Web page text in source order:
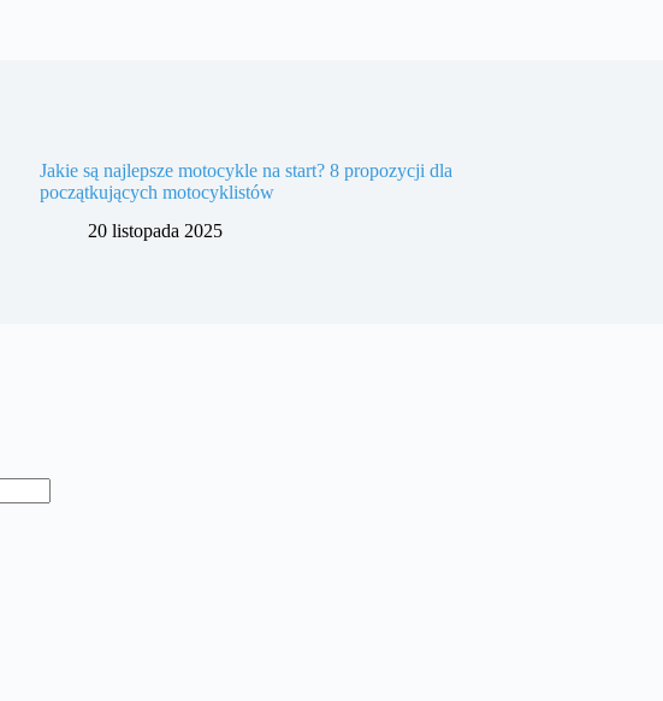
Jakie są najlepsze motocykle na start? 8 propozycji dla
początkujących motocyklistów
20 listopada 2025